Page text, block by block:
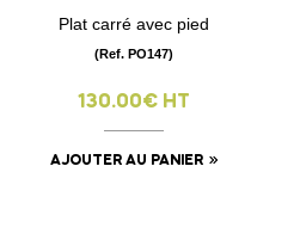
Plat carré avec pied
(Ref. PO147)
130.00€ HT
AJOUTER AU PANIER